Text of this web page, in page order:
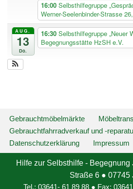
16:00 Selbsthilfegruppe
Werner-Seelenbinder-Strasse
AUG.
13
Do.
16:30 Selbsthilfegruppe „Neuer
Begegnungsstätte HzSH e.V.
Gebrauchtmöbelmärkte
Gebrauchtfahrradverkauf und -
Datenschutzerklärung
Impressum
Hilfe zur Selbsthilfe - Begegnung
Straße 6 ● 07745
Tel.: 03641- 61 89 88 ● Fax: